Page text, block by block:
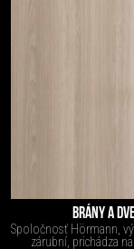
BRÁNY A
Spoločnosť Hörmann,
zárubní, prichádza